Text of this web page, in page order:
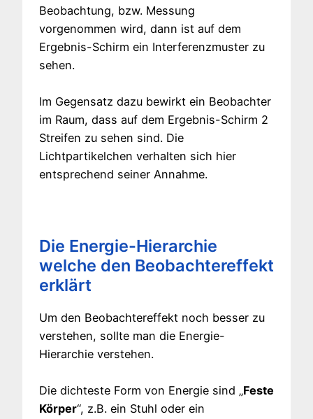
Beobachtung, bzw. Messung
vorgenommen wird, dann ist auf dem
Ergebnis-Schirm ein Interferenzmuster zu
sehen.
Im Gegensatz dazu bewirkt ein Beobachter
im Raum, dass auf dem Ergebnis-Schirm 2
Streifen zu sehen sind. Die
Lichtpartikelchen verhalten sich hier
entsprechend seiner Annahme.
Die Energie-Hierarchie
welche den Beobachtereffekt
erklärt
Um den Beobachtereffekt noch besser zu
verstehen, sollte man die Energie-
Hierarchie verstehen.
Die dichteste Form von Energie sind „Feste
Körper“, z.B. ein Stuhl oder ein